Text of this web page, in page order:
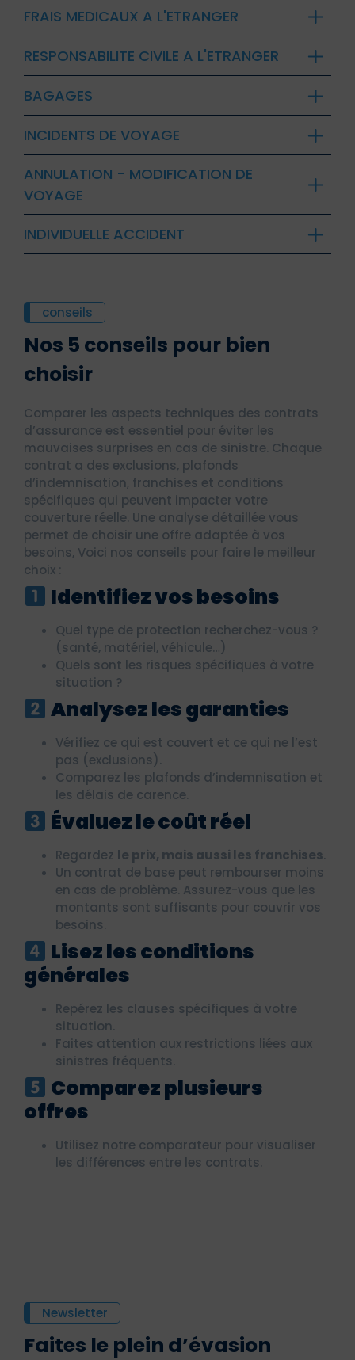
FRAIS MEDICAUX A L'ETRANGER
RESPONSABILITE CIVILE A L'ETRANGER
BAGAGES
INCIDENTS DE VOYAGE
ANNULATION - MODIFICATION DE
VOYAGE
INDIVIDUELLE ACCIDENT
conseils
Nos 5 conseils pour bien
choisir
Comparer les aspects techniques des contrats
d’assurance est essentiel pour éviter les
mauvaises surprises en cas de sinistre. Chaque
contrat a des exclusions, plafonds
d’indemnisation, franchises et conditions
spécifiques qui peuvent impacter votre
couverture réelle. Une analyse détaillée vous
permet de choisir une offre adaptée à vos
besoins, Voici nos conseils pour faire le meilleur
choix :
Identifiez vos besoins
Quel type de protection recherchez-vous ?
(santé, matériel, véhicule…)
Quels sont les risques spécifiques à votre
situation ?
Analysez les garanties
Vérifiez ce qui est couvert et ce qui ne l’est
pas (exclusions).
Comparez les plafonds d’indemnisation et
les délais de carence.
Évaluez le coût réel
Regardez le prix, mais aussi les franchises.
Un contrat de base peut rembourser moins
en cas de problème. Assurez-vous que les
montants sont suffisants pour couvrir vos
besoins.
Lisez les conditions
générales
Repérez les clauses spécifiques à votre
situation.
Faites attention aux restrictions liées aux
sinistres fréquents.
Comparez plusieurs
offres
Utilisez notre comparateur pour visualiser
les différences entre les contrats.
Newsletter
Faites le plein d’évasion